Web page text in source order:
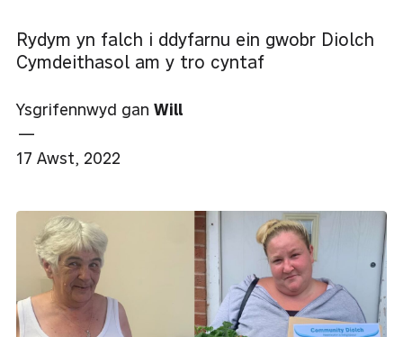
Rydym yn falch i ddyfarnu ein gwobr Diolch
Cymdeithasol am y tro cyntaf
Ysgrifennwyd gan Will
—
17 Awst, 2022